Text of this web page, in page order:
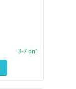
3-7 dní